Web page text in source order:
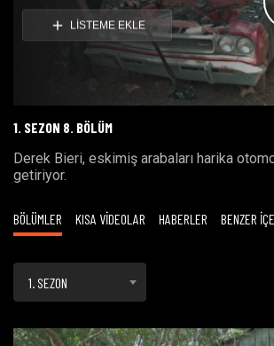
LİSTEME EKLE
1. SEZON 8. BÖLÜM
Derek Bieri, eskimiş arabaları harika
getiriyor.
BÖLÜMLER KISA VİDEOLAR HABERLER BENZER
1. SEZON